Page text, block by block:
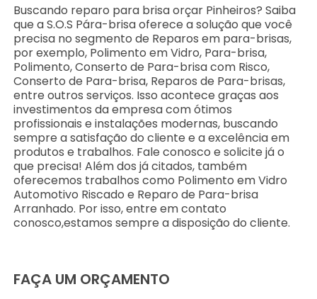
Buscando reparo para brisa orçar Pinheiros? Saiba
que a S.O.S Pára-brisa oferece a solução que você
precisa no segmento de Reparos em para-brisas,
por exemplo, Polimento em Vidro, Para-brisa,
Polimento, Conserto de Para-brisa com Risco,
Conserto de Para-brisa, Reparos de Para-brisas,
entre outros serviços. Isso acontece graças aos
investimentos da empresa com ótimos
profissionais e instalações modernas, buscando
sempre a satisfação do cliente e a excelência em
produtos e trabalhos. Fale conosco e solicite já o
que precisa! Além dos já citados, também
oferecemos trabalhos como Polimento em Vidro
Automotivo Riscado e Reparo de Para-brisa
Arranhado. Por isso, entre em contato
conosco,estamos sempre a disposição do cliente.
FAÇA UM ORÇAMENTO